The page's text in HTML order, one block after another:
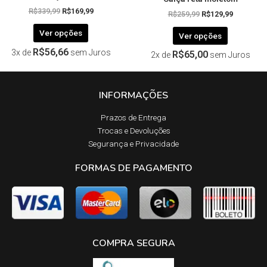
R$339,99 R$169,99
Ver opções
3x de R$56,66 sem Juros
R$259,99 R$129,99
Ver opções
2x de R$65,00 sem Juros
INFORMAÇÕES
Prazos de Entrega​
Trocas e Devoluções​
Segurança e Privacidade
FORMAS DE PAGAMENTO
COMPRA SEGURA